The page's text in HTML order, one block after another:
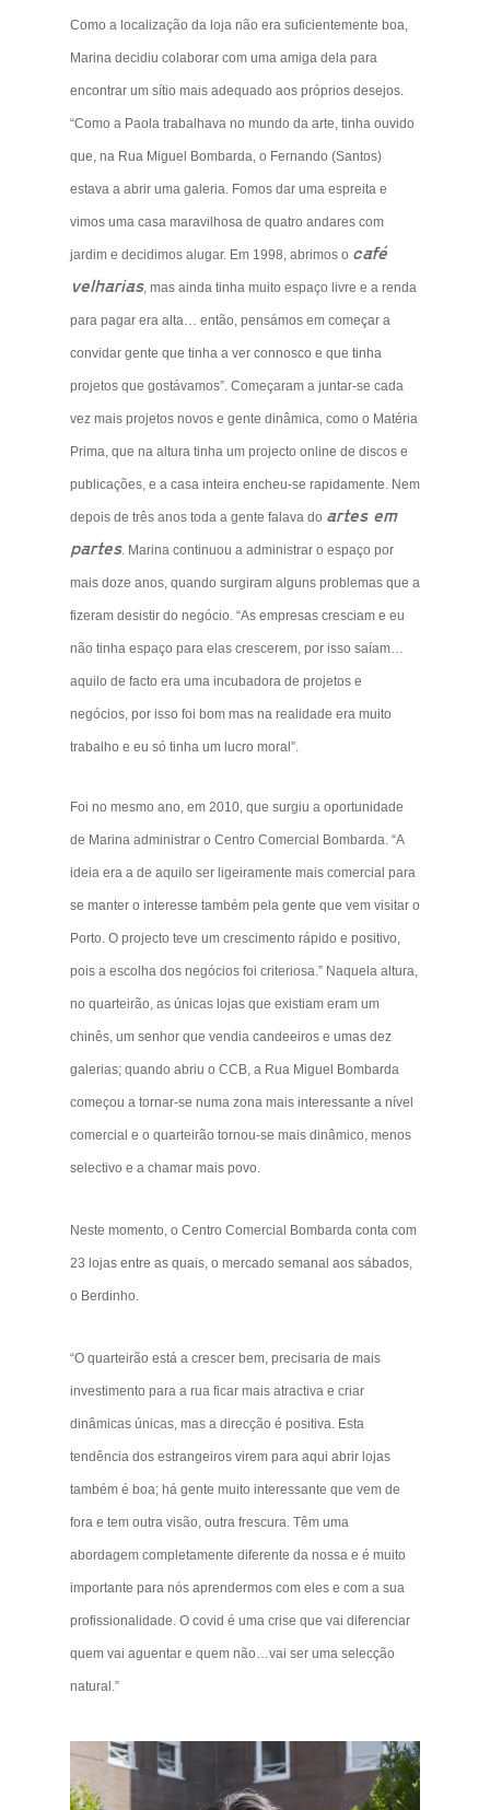
Como a localização da loja não era suficientemente boa,
Marina decidiu colaborar com uma amiga dela para
encontrar um sítio mais adequado aos próprios desejos.
“Como a Paola trabalhava no mundo da arte, tinha ouvido
que, na Rua Miguel Bombarda, o Fernando (Santos)
estava a abrir uma galeria. Fomos dar uma espreita e
vimos uma casa maravilhosa de quatro andares com
jardim e decidimos alugar. Em 1998, abrimos o café
velharias, mas ainda tinha muito espaço livre e a renda
para pagar era alta… então, pensámos em começar a
convidar gente que tinha a ver connosco e que tinha
projetos que gostávamos”. Começaram a juntar-se cada
vez mais projetos novos e gente dinâmica, como o Matéria
Prima, que na altura tinha um projecto online de discos e
publicações, e a casa inteira encheu-se rapidamente. Nem
depois de três anos toda a gente falava do artes em
partes. Marina continuou a administrar o espaço por
mais doze anos, quando surgiram alguns problemas que a
fizeram desistir do negócio. “As empresas cresciam e eu
não tinha espaço para elas crescerem, por isso saíam…
aquilo de facto era uma incubadora de projetos e
negócios, por isso foi bom mas na realidade era muito
trabalho e eu só tinha um lucro moral”.
Foi no mesmo ano, em 2010, que surgiu a oportunidade
de Marina administrar o Centro Comercial Bombarda. “A
ideia era a de aquilo ser ligeiramente mais comercial para
se manter o interesse também pela gente que vem visitar o
Porto. O projecto teve um crescimento rápido e positivo,
pois a escolha dos negócios foi criteriosa.” Naquela altura,
no quarteirão, as únicas lojas que existiam eram um
chinês, um senhor que vendia candeeiros e umas dez
galerias; quando abriu o CCB, a Rua Miguel Bombarda
começou a tornar-se numa zona mais interessante a nível
comercial e o quarteirão tornou-se mais dinâmico, menos
selectivo e a chamar mais povo.
Neste momento, o Centro Comercial Bombarda conta com
23 lojas entre as quais, o mercado semanal aos sábados,
o Berdinho.
“O quarteirão está a crescer bem, precisaria de mais
investimento para a rua ficar mais atractiva e criar
dinâmicas únicas, mas a direcção é positiva. Esta
tendência dos estrangeiros virem para aqui abrir lojas
também é boa; há gente muito interessante que vem de
fora e tem outra visão, outra frescura. Têm uma
abordagem completamente diferente da nossa e é muito
importante para nós aprendermos com eles e com a sua
profissionalidade. O covid é uma crise que vai diferenciar
quem vai aguentar e quem não…vai ser uma selecção
natural.”